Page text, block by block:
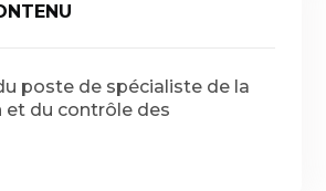
poste de spécialiste de la
du contrôle des